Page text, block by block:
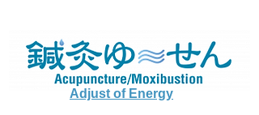
Adjust of Energy